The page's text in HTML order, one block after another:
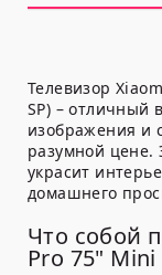
Телевизор
SP) – отличный
изображения и
разумной цене.
украсит
домашнего
Что собой
Pro 75" Mini